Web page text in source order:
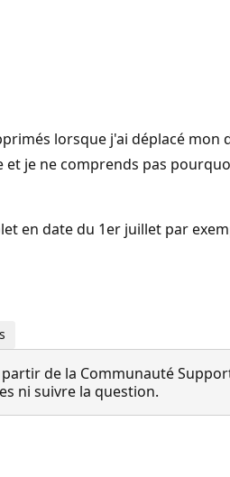
lorsque j'ai déplacé
je ne comprends pas
en date du 1er juillet par
de la Communauté
ni suivre la question.